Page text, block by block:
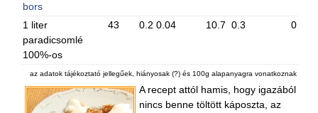
bors
1 liter
paradicsomlé
100%-os
43 0.2 0.04 10.7 0.3 0
az adatok tájékoztató jellegűek, hiányosak (?) és 100g alapanyagra vonatkoznak
A recept attól hamis, hogy igazából
nincs benne töltött káposzta, az